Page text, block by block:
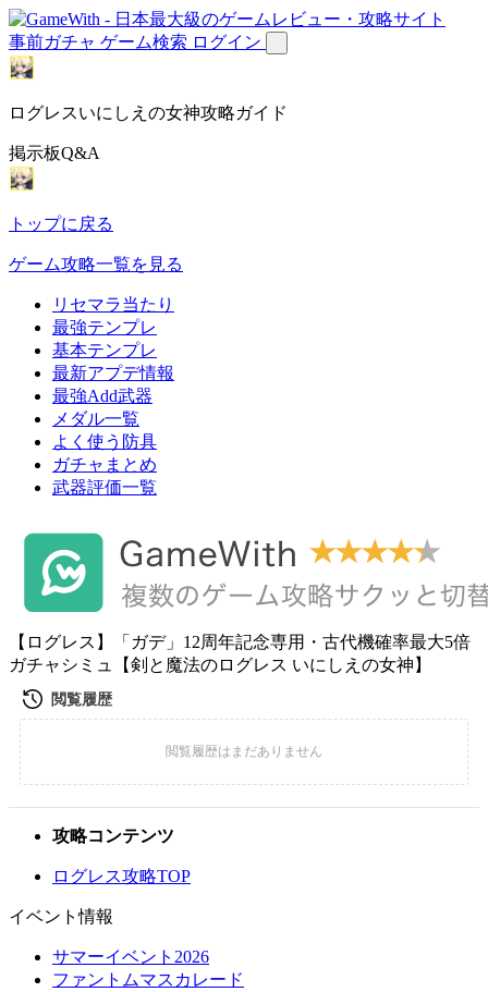
事前ガチャ ゲーム検索 ログイン
ログレスいにしえの女神攻略ガイド
掲示板Q&A
トップに戻る
ゲーム攻略一覧を見る
リセマラ当たり
最強テンプレ
基本テンプレ
最新アプデ情報
最強Add武器
メダル一覧
よく使う防具
ガチャまとめ
武器評価一覧
【ログレス】「ガデ」12周年記念専用・古代機確率最大5倍
ガチャシミュ【剣と魔法のログレス いにしえの女神】
攻略コンテンツ
ログレス攻略TOP
イベント情報
サマーイベント2026
ファントムマスカレード